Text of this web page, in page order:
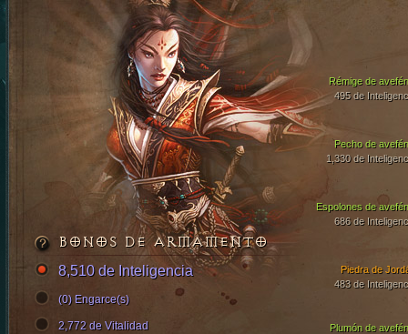
Pecho de
1,330 de
Espolones de
686 de
Rémige de
495 de
Plumón de
Piedra de
483 de
BONOS DE ARMAMENTO
8,510 de Inteligencia
(0) Engarce(s)
2,772 de Vitalidad